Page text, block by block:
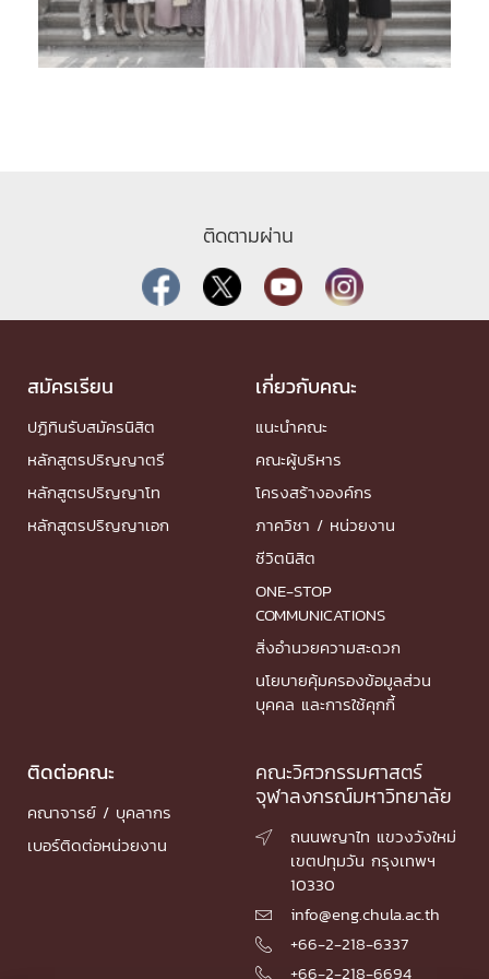
ติดตามผ่าน
สมัครเรียน
ปฏิทินรับสมัครนิสิต
หลักสูตรปริญญาตรี
หลักสูตรปริญญาโท
หลักสูตรปริญญาเอก
เกี่ยวกับคณะ
แนะนำคณะ
คณะผู้บริหาร
โครงสร้างองค์กร
ภาควิชา / หน่วยงาน
ชีวิตนิสิต
ONE-STOP
COMMUNICATIONS
สิ่งอำนวยความสะดวก
นโยบายคุ้มครองข้อมูลส่วน
บุคคล และการใช้คุกกี้
ติดต่อคณะ
คณาจารย์ / บุคลากร
เบอร์ติดต่อหน่วยงาน
คณะวิศวกรรมศาสตร์
จุฬาลงกรณ์มหาวิทยาลัย

ถนนพญาไท แขวงวังใหม่
เขตปทุมวัน กรุงเทพฯ
10330
 info@eng.chula.ac.th
 +66-2-218-6337
 +66-2-218-6694